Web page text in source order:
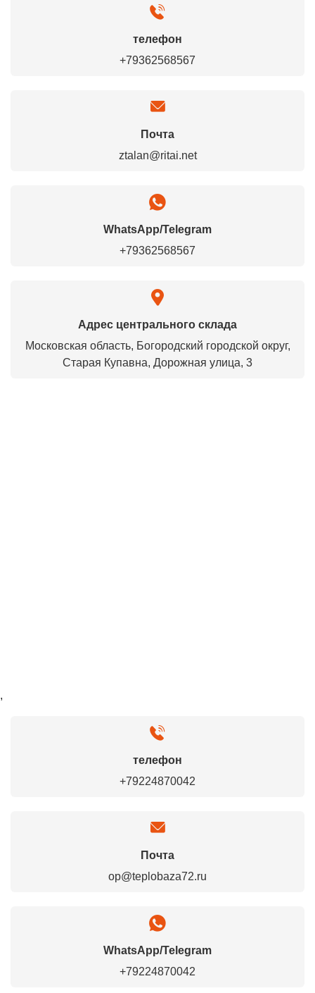
телефон
+79362568567
Почта
ztalan@ritai.net
WhatsApp/Telegram
+79362568567
Адрес центрального склада
Московская область, Богородский городской округ,
Старая Купавна, Дорожная улица, 3
,
телефон
+79224870042
Почта
op@teplobaza72.ru
WhatsApp/Telegram
+79224870042